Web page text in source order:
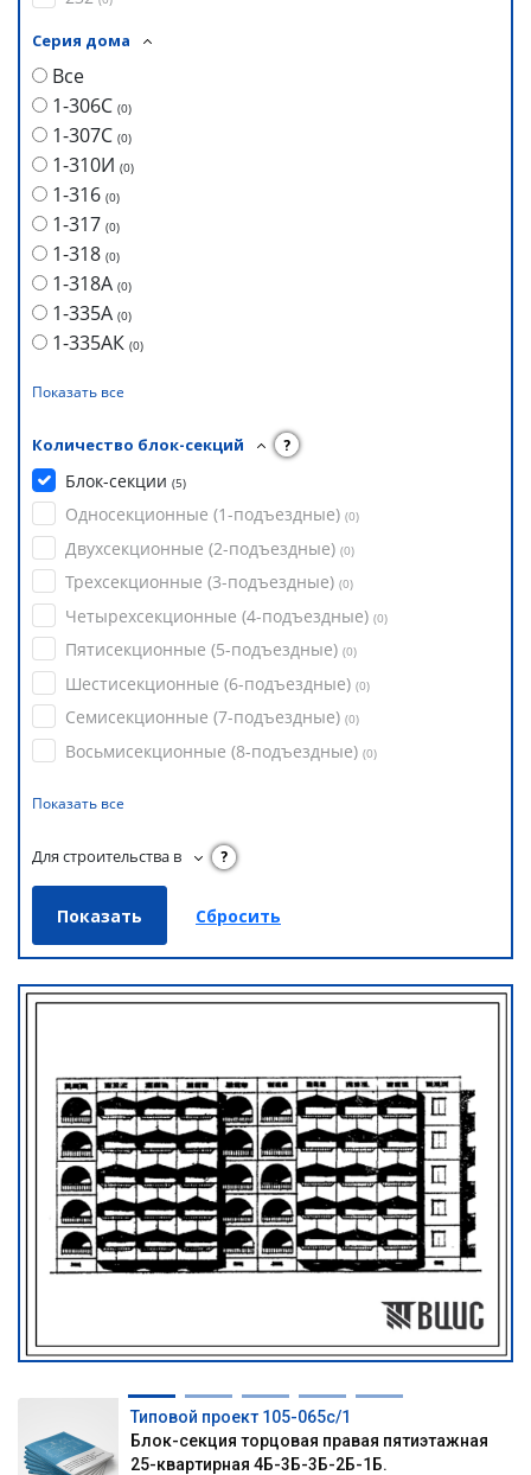
Серия дома
Все
1-306С (0)
1-307С (0)
1-310И (0)
1-316 (0)
1-317 (0)
1-318 (0)
1-318А (0)
1-335А (0)
1-335АК (0)
Показать все
Количество блок-секций ?
Блок-секции (5)
Односекционные (1-подъездные) (0)
Двухсекционные (2-подъездные) (0)
Трехсекционные (3-подъездные) (0)
Четырехсекционные (4-подъездные) (0)
Пятисекционные (5-подъездные) (0)
Шестисекционные (6-подъездные) (0)
Семисекционные (7-подъездные) (0)
Восьмисекционные (8-подъездные) (0)
Показать все
Для строительства в ?
Типовой проект 105-065с/1
Блок-секция торцовая правая пятиэтажная
25-квартирная 4Б-3Б-3Б-2Б-1Б.